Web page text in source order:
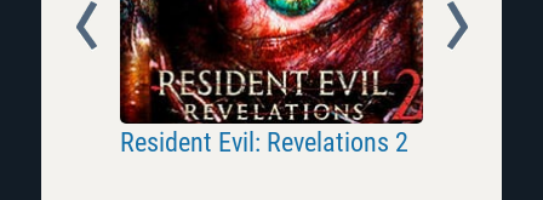
Resident Evil: Revelations 2
Prev